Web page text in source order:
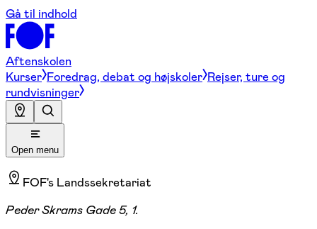
Gå til indhold
Aftenskolen
Kurser Foredrag, debat og højskoler Rejser, ture og
rundvisninger
Open menu
FOF's Landssekretariat
Peder Skrams Gade 5, 1.